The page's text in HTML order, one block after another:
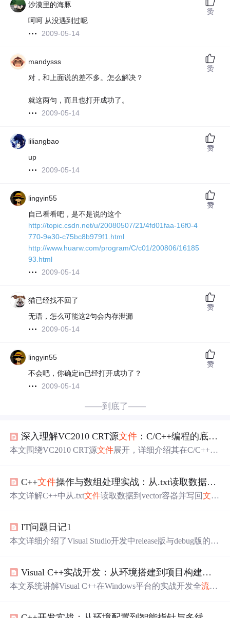
沙漠里的海豚
呵呵 从没遇到过呢
2009-05-14
赞
mandysss
对，和上面说的差不多。怎么解决？
就这两句，而且也打开成功了。
2009-05-14
赞
liliangbao
up
2009-05-14
赞
lingyin55
自己看看吧，是不是说的这个
http://topic.csdn.net/u/20080507/21/4fd01faa-16f0-4
770-9e30-c75bc8b979f1.html
http://www.huarw.com/program/C/c01/200806/16185
93.html
2009-05-14
赞
猫已经找不回了
无语，怎么可能这2句会内存泄漏
2009-05-14
赞
lingyin55
不会吧，你确定in已经打开成功了？
2009-05-14
赞
——到底了——
深入理解VC2010 CRT源文件 ：C/C++编程的底层基石
本文围绕VC2010 CRT源文件展开，详细介绍其在C/C++编
同步以及时间管理等方面，助力开发者理解实现原理，提
升编程效率与性能。
C++文件操作与数组处理实战：从.txt读取数据到vector并写回
本文详解C++中从.txt文件读取数据到vector容器并写回文件
持、size_t警告、链接错误）。重点对比静态数组、动态数
组与vector的适用性，强调安全读取循环（while(file>>va
IT问题日记1
本文详细介绍了Visual Studio开发中release版与debug版的区
ete与delete[]的具体应用。
Visual C++实战开发：从环境搭建到项目构建的完整指南
本文系统讲解Visual C++在Windows平台的实战开发全流